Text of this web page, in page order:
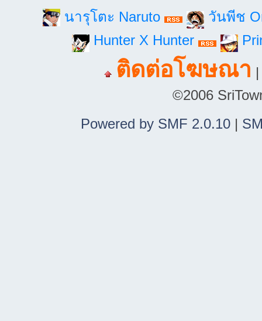
นารุโตะ Naruto
วันพีช
Hunter X Hunter
ติดต่อโฆษณา
©2006
Powered by SMF 2.0.10|